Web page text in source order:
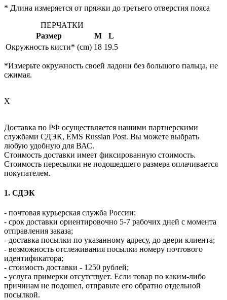
* Длина измеряется от пряжки до третьего отверстия пояса
ПЕРЧАТКИ
Размер
M
L
Окружность кисти* (cm) 18 19.5
*Измерьте окружность своей ладони без большого пальца, не
сжимая.
X
Доставка по РФ осуществляется нашими партнерскими
службами СДЭК, EMS Russian Post. Вы можете выбрать
любую удобную для ВАС.
Стоимость доставки имеет фиксированную стоимость.
Стоимость пересылки не подошедшего размера оплачивается
покупателем.
1. СДЭК
- почтовая курьерская служба России;
- срок доставки ориентировочно 5-7 рабочих дней с момента
отправления заказа;
- доставка посылки по указанному адресу, до двери клиента;
- возможность отслеживания посылки номеру почтового
идентификатора;
- стоимость доставки - 1250 рублей;
- услуга примерки отсутствует. Если товар по каким-либо
причинам не подошел, отправьте его обратно отдельной
посылкой.